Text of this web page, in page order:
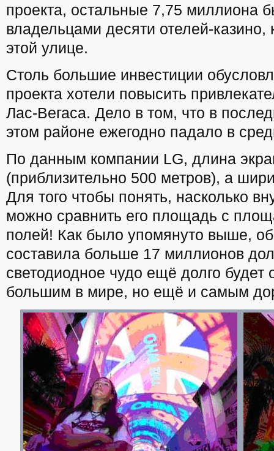
проекта, остальные 7,75 миллиона
владельцами десяти отелей-казино,
этой улице.
Столь большие инвестиции
проекта хотели повысить
Лас-Вегаса. Дело в том, что в
этом районе ежегодно падало в
По данным компании LG, длина
(приблизительно 500 метров), а
Для того чтобы понять, насколько
можно сравнить его площадь с
полей! Как было упомянуто выше,
составила больше 17 миллионов
светодиодное чудо ещё долго будет
большим в мире, но ещё и самым